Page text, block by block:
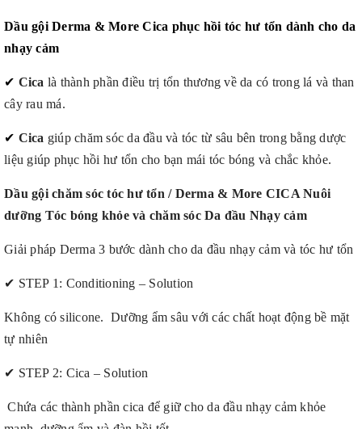
Dầu gội Derma & More Cica phục hồi tóc hư tổn dành cho da
nhạy cảm
✔ Cica là thành phần điều trị tổn thương về da có trong lá và than
cây rau má.
✔ Cica giúp chăm sóc da đầu và tóc từ sâu bên trong bằng dược
liệu giúp phục hồi hư tổn cho bạn mái tóc bóng và chắc khỏe.
Dầu gội chăm sóc tóc hư tổn / Derma & More CICA Nuôi
dưỡng Tóc bóng khỏe và chăm sóc Da đầu Nhạy cảm
Giải pháp Derma 3 bước dành cho da đầu nhạy cảm và tóc hư tổn
✔ STEP 1: Conditioning – Solution
Không có silicone. Dưỡng ẩm sâu với các chất hoạt động bề mặt
tự nhiên
✔ STEP 2: Cica – Solution
Chứa các thành phần cica để giữ cho da đầu nhạy cảm khỏe